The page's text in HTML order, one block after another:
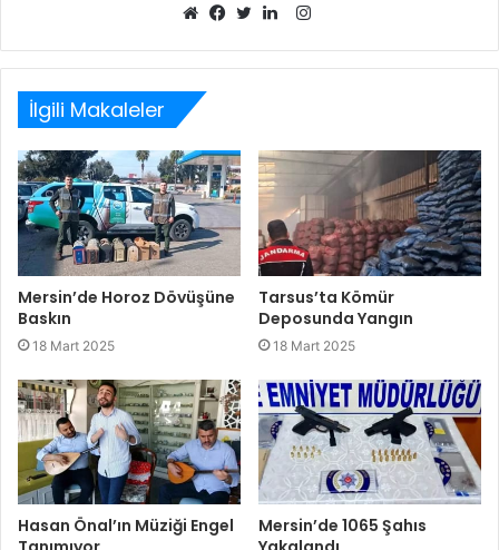
sitesi
Instagram
İlgili Makaleler
Mersin’de Horoz Dövüşüne
Baskın
18 Mart 2025
Tarsus’ta Kömür
Deposunda Yangın
18 Mart 2025
Hasan Önal’ın Müziği Engel
Mersin’de 1065 Şahıs